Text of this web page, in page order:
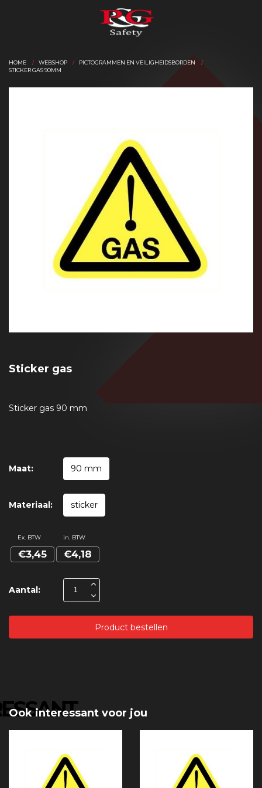
HOME WEBSHOP
PICTOGRAMMEN EN VEILIGHEIDSBORDEN
STICKER GAS 90MM
Sticker gas
Sticker gas 90 mm
Maat: 90 mm
Materiaal: sticker
Aantal:
Ex. BTW in. BTW
€3,45 €4,18
Product bestellen
Ook interessant voor jou